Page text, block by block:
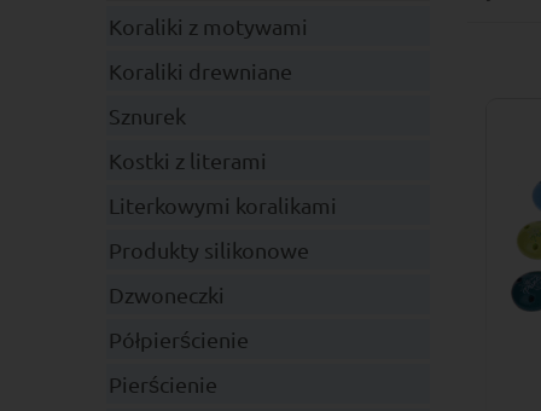
Koraliki z motywami
Koraliki drewniane
Sznurek
Kostki z literami
Literkowymi koralikami
Produkty silikonowe
Dzwoneczki
Półpierścienie
Pierścienie